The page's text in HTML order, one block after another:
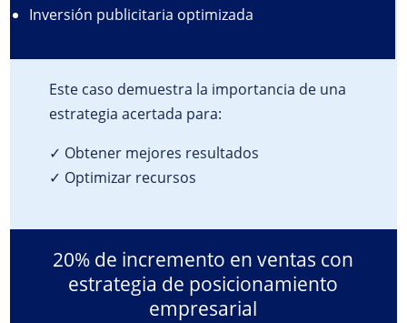
Inversión publicitaria optimizada
Este caso demuestra la importancia de una
estrategia acertada para:
✓ Obtener mejores resultados
✓ Optimizar recursos
20% de incremento en ventas con
estrategia de posicionamiento
empresarial